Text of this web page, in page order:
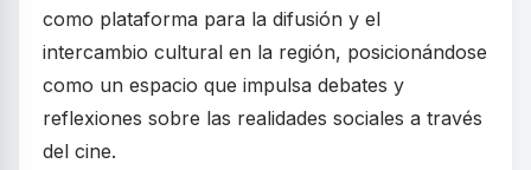
como plataforma para la difusión y el
intercambio cultural en la región, posicionándose
como un espacio que impulsa debates y
reflexiones sobre las realidades sociales a través
del cine.